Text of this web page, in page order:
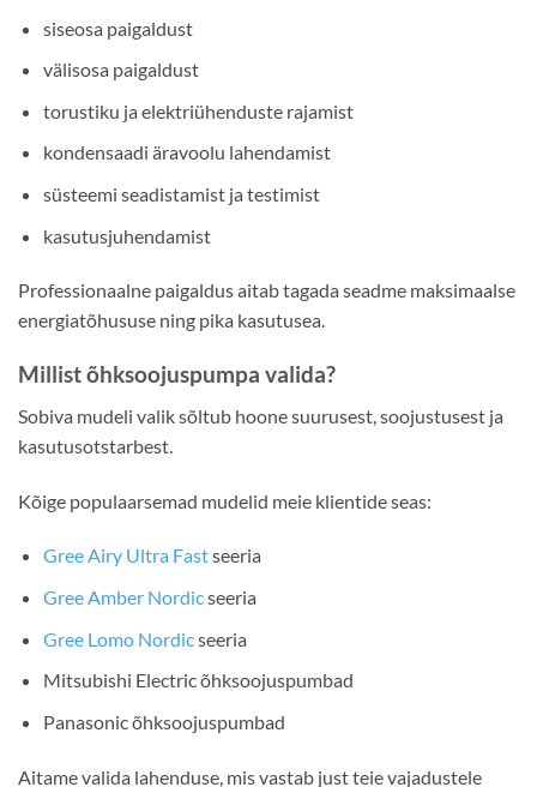
siseosa paigaldust
välisosa paigaldust
torustiku ja elektriühenduste rajamist
kondensaadi äravoolu lahendamist
süsteemi seadistamist ja testimist
kasutusjuhendamist
Professionaalne paigaldus aitab tagada seadme maksimaalse
energiatõhususe ning pika kasutusea.
Millist õhksoojuspumpa valida?
Sobiva mudeli valik sõltub hoone suurusest, soojustusest ja
kasutusotstarbest.
Kõige populaarsemad mudelid meie klientide seas:
Gree Airy Ultra Fastseeria
Gree Amber Nordicseeria
Gree Lomo Nordicseeria
Mitsubishi Electric õhksoojuspumbad
Panasonic õhksoojuspumbad
Aitame valida lahenduse, mis vastab just teie vajadustele